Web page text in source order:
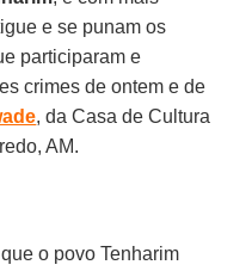
e se punam os
participaram e
crimes de ontem e de
, da Casa de Cultura
AM.
o povo Tenharim